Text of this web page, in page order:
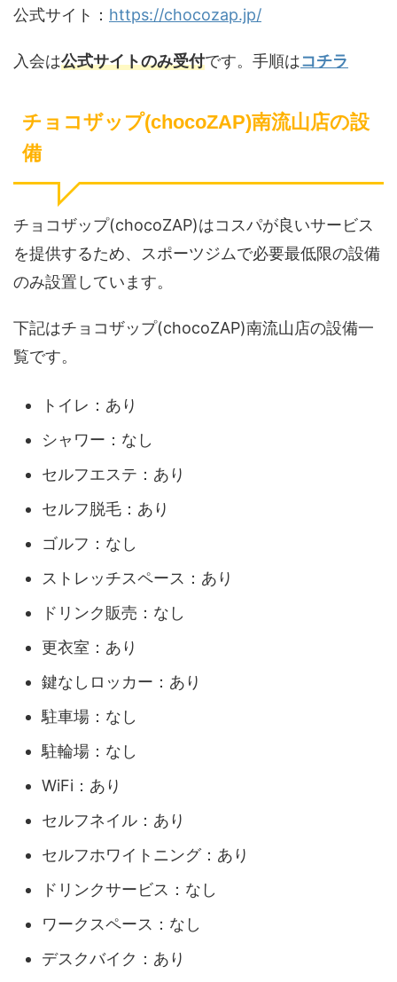
公式サイト： https://chocozap.jp/
入会は公式サイトのみ受付です。手順はコチラ
チョコザップ(chocoZAP)南流山店の設
備
チョコザップ(chocoZAP)はコスパが良いサービス
を提供するため、スポーツジムで必要最低限の設備
のみ設置しています。
下記はチョコザップ(chocoZAP)南流山店の設備一
覧です。
トイレ：あり
シャワー：なし
セルフエステ：あり
セルフ脱毛：あり
ゴルフ：なし
ストレッチスペース：あり
ドリンク販売：なし
更衣室：あり
鍵なしロッカー：あり
駐車場：なし
駐輪場：なし
WiFi：あり
セルフネイル：あり
セルフホワイトニング：あり
ドリンクサービス：なし
ワークスペース：なし
デスクバイク：あり